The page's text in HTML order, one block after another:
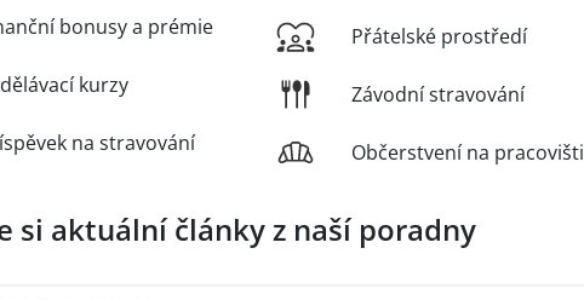
bonusy a prémie
kurzy
na stravování
Přátelské prostředí
Závodní stravování
Občerstvení na pracovišti
si aktuální články z naší poradny